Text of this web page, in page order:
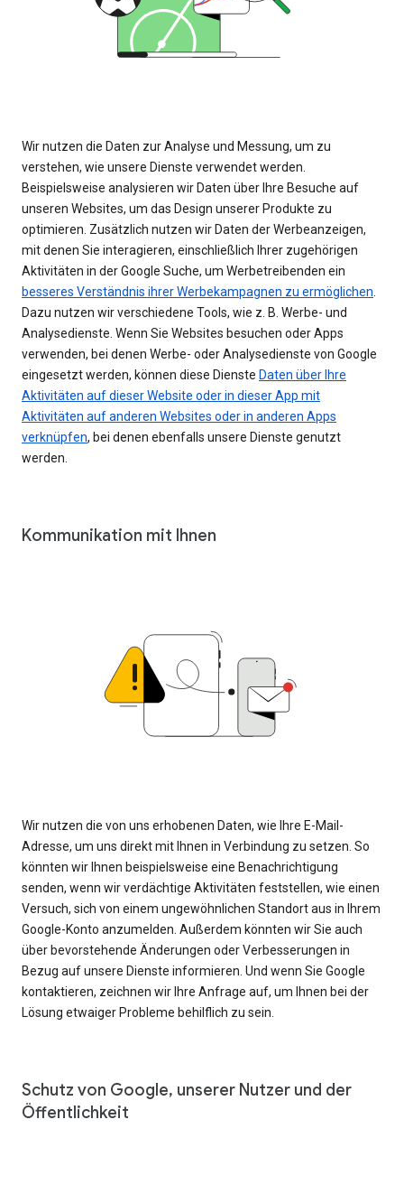
Wir nutzen die Daten zur Analyse und Messung, um zu
verstehen, wie unsere Dienste verwendet werden.
Beispielsweise analysieren wir Daten über Ihre Besuche auf
unseren Websites, um das Design unserer Produkte zu
optimieren. Zusätzlich nutzen wir Daten der Werbeanzeigen,
mit denen Sie interagieren, einschließlich Ihrer zugehörigen
Aktivitäten in der Google Suche, um Werbetreibenden ein
besseres Verständnis ihrer Werbekampagnen zu ermöglichen.
Dazu nutzen wir verschiedene Tools, wie z. B. Werbe- und
Analysedienste. Wenn Sie Websites besuchen oder Apps
verwenden, bei denen Werbe- oder Analysedienste von Google
eingesetzt werden, können diese Dienste Daten über Ihre
Aktivitäten auf dieser Website oder in dieser App mit
Aktivitäten auf anderen Websites oder in anderen Apps
verknüpfen, bei denen ebenfalls unsere Dienste genutzt
werden.
Kommunikation mit Ihnen
Wir nutzen die von uns erhobenen Daten, wie Ihre E-Mail-
Adresse, um uns direkt mit Ihnen in Verbindung zu setzen. So
könnten wir Ihnen beispielsweise eine Benachrichtigung
senden, wenn wir verdächtige Aktivitäten feststellen, wie einen
Versuch, sich von einem ungewöhnlichen Standort aus in Ihrem
Google-Konto anzumelden. Außerdem könnten wir Sie auch
über bevorstehende Änderungen oder Verbesserungen in
Bezug auf unsere Dienste informieren. Und wenn Sie Google
kontaktieren, zeichnen wir Ihre Anfrage auf, um Ihnen bei der
Lösung etwaiger Probleme behilflich zu sein.
Schutz von Google, unserer Nutzer und der
Öffentlichkeit